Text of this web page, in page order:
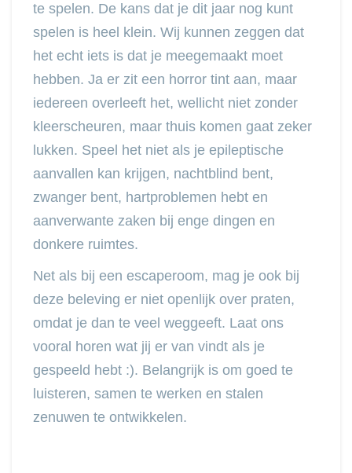
te spelen. De kans dat je dit jaar nog kunt
spelen is heel klein. Wij kunnen zeggen dat
het echt iets is dat je meegemaakt moet
hebben. Ja er zit een horror tint aan, maar
iedereen overleeft het, wellicht niet zonder
kleerscheuren, maar thuis komen gaat zeker
lukken. Speel het niet als je epileptische
aanvallen kan krijgen, nachtblind bent,
zwanger bent, hartproblemen hebt en
aanverwante zaken bij enge dingen en
donkere ruimtes.
Net als bij een escaperoom, mag je ook bij
deze beleving er niet openlijk over praten,
omdat je dan te veel weggeeft. Laat ons
vooral horen wat jij er van vindt als je
gespeeld hebt :). Belangrijk is om goed te
luisteren, samen te werken en stalen
zenuwen te ontwikkelen.